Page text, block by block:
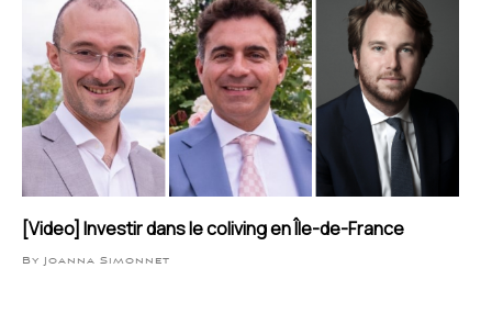
[Video] Investir dans le coliving en Île-de-France
By Joanna Simonnet